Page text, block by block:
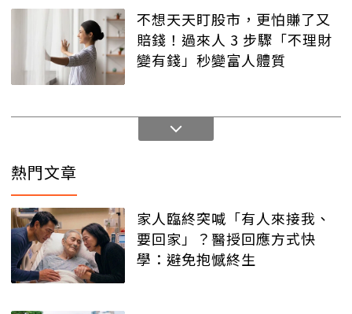
不想天天盯股市，更怕賺了又
賠錢！過來人 3 步驟「不理財
變有錢」秒變富人體質
熱門文章
家人臨終突喊「有人來接我、
要回家」？醫授回應方式快
學：避免抱憾終生